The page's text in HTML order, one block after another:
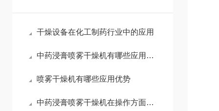
干燥设备在化工制药行业中的应用
中药浸膏喷雾干燥机有哪些应用限制
喷雾干燥机有哪些应用优势
中药浸膏喷雾干燥机在操作方面也是有技巧的